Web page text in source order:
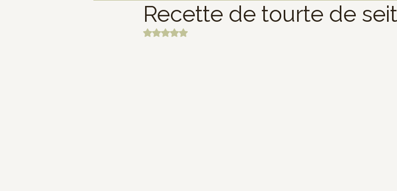
Recette de tourte de
Noté NaN étoiles sur 5.